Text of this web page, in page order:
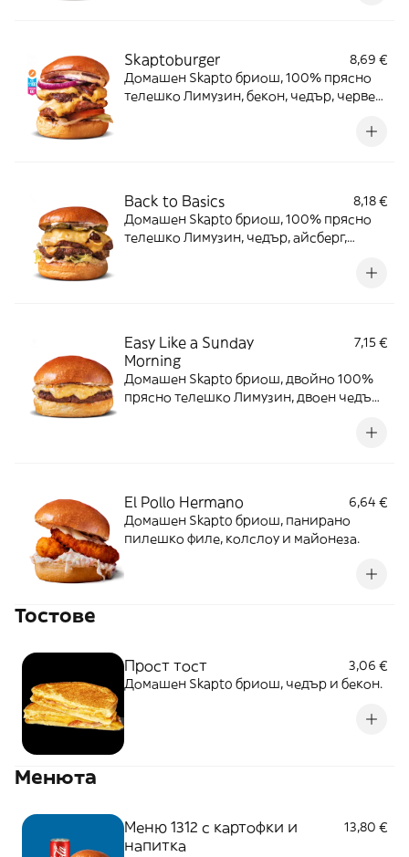
Skaptoburger
8,69 €
Домашен Skapto бриош, 100% прясно
телешко Лимузин, бекон, чедър, червен
Back to Basics
8,18 €
Домашен Skapto бриош, 100% прясно
телешко Лимузин, чедър, айсберг,
Easy Like a Sunday
Morning
7,15 €
Домашен Skapto бриош, двойно 100%
прясно телешко Лимузин, двоен чедър
El Pollo Hermano
6,64 €
Домашен Skapto бриош, панирано
пилешко филе, колслоу и майонеза.
Тостове
Прост тост
3,06 €
Домашен Skapto бриош, чедър и бекон.
Менюта
Меню 1312 с картофки и
напитка
13,80 €